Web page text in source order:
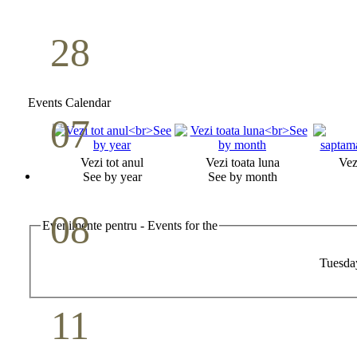
28
07 Cina Domnului
08 Studiu biblic pentru tineri
11
Events Calendar
Vezi tot anul
See by year
Vezi toata luna
See by month
Evenimente pentru - Events for the